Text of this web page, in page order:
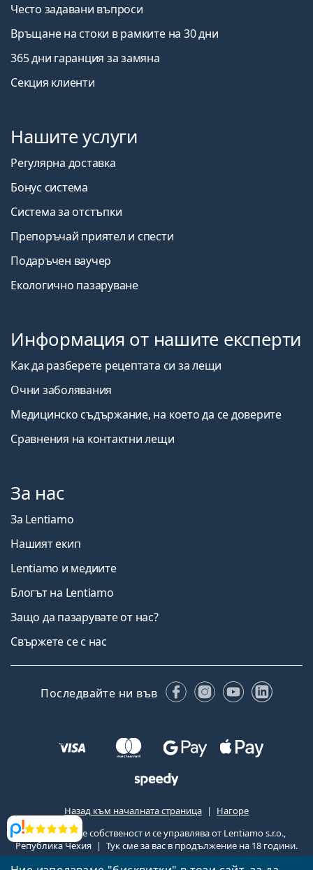
Прегледи
Често задавани въпроси
Връщане на стоки в рамките на 30 дни
365 дни гаранция за замяна
Секция клиенти
Нашите услуги
Регулярна доставка
Бонус система
Система за отстъпки
Препоръчай приятел и спести
Подаръчен ваучер
Екологично пазаруване
Информация от нашите експерти
Как да разберете рецептата си за лещи
Очни заболявания
Медицинско съдържание, на което да се доверите
Сравнения на контактни лещи
За нас
За Lentiamo
Нашият екип
Lentiamo и медиите
Блогът на Lentiamo
Защо да пазарувате от нас?
Свържете се с нас
Последвайте ни във FacebookInstagram
YouTube
Назад към началната страница
Нагоре
Lentiamo.bg е собственост и се управлява от Lentiamo s.r.o.,
Република Чехия
Тук сме за вас в продължение на 18 години.